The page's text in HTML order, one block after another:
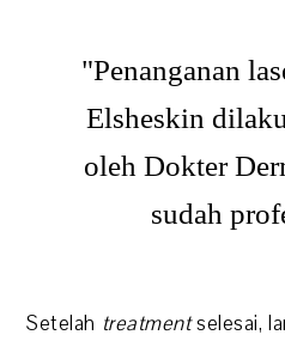
"Penanganan
Elsheskin
oleh Dokter
sudah
Setelah treatmentselesai,